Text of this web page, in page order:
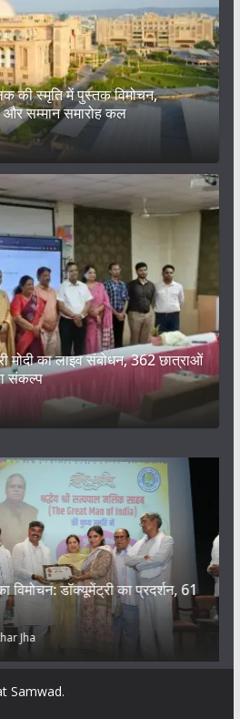
की स्मृति में पुस्तक विमोचन,
और सम्मान समारोह कल
मोदी का लाइव संबोधन, 362 छात्राओं
संकल्प
डॉक्यूमेंट्री का प्रदर्शन, 61
Jha
Samwad.